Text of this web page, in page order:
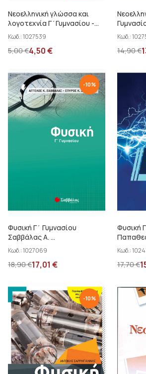
Νεοελληνική γλώσσα και
λογοτεχνία Γ΄Γυμνασίου -
Κριτήρια αξιολόγησης
Τσιφτελίδου Γ.
Κωδ.:1027539
5,00€4,50€
Δ.
Κωδ.:
14,90€
-10%
Φυσική Γ΄ Γυμνασίου
Σαββάλας Α. ...
Κωδ.:1027069
18,90€17,01 €
Φυσική
Κωδ.:
17,70€
-10%